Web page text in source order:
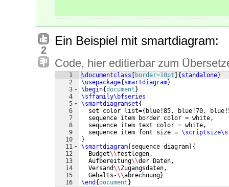
2
Ein Beispiel mit smartdiagram:
Code, hier editierbar zum
1
2
3
4
5
6
7
8
9
10
11
12
13
14
15
16
\documentclass border=10pt { standalone}
\usepackage{ smartdiagram}
\begin{document }
\sffamily\bfseries
\smartdiagramset{
  set color list=
{ blue!85, blue!70,
  sequence item border color = white,
  sequence item text color = white,
  sequence item font size =
}
\smartdiagram sequence diagram {
  Budget
\\festlegen,
  Aufbereitung
\\der Daten,
  Versand
\\Zugangsdaten,
  Gehalts-
\\abrechnung}
\end {document }